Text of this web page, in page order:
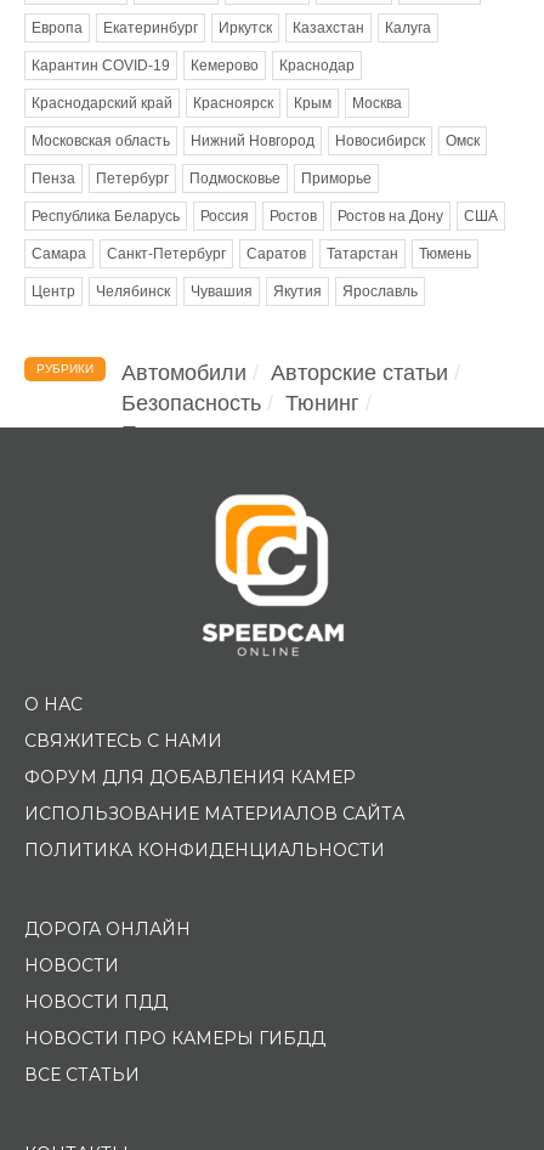
Европа Екатеринбург Иркутск Казахстан Калуга
Карантин COVID-19 Кемерово Краснодар
Краснодарский край Красноярск Крым Москва
Московская область Нижний Новгород Новосибирск Омск
Пенза Петербург Подмосковье Приморье
Республика Беларусь Россия Ростов Ростов на Дону США
Самара Санкт-Петербург Саратов Татарстан Тюмень
Центр Челябинск Чувашия Якутия Ярославль
РУБРИКИ Автомобили
Авторские статьи
Безопасность
Тюнинг
Помощь водителю
О НАС
СВЯЖИТЕСЬ С НАМИ
ФОРУМ ДЛЯ ДОБАВЛЕНИЯ КАМЕР
ИСПОЛЬЗОВАНИЕ МАТЕРИАЛОВ САЙТА
ПОЛИТИКА КОНФИДЕНЦИАЛЬНОСТИ
ДОРОГА ОНЛАЙН
НОВОСТИ
НОВОСТИ ПДД
НОВОСТИ ПРО КАМЕРЫ ГИБДД
ВСЕ СТАТЬИ